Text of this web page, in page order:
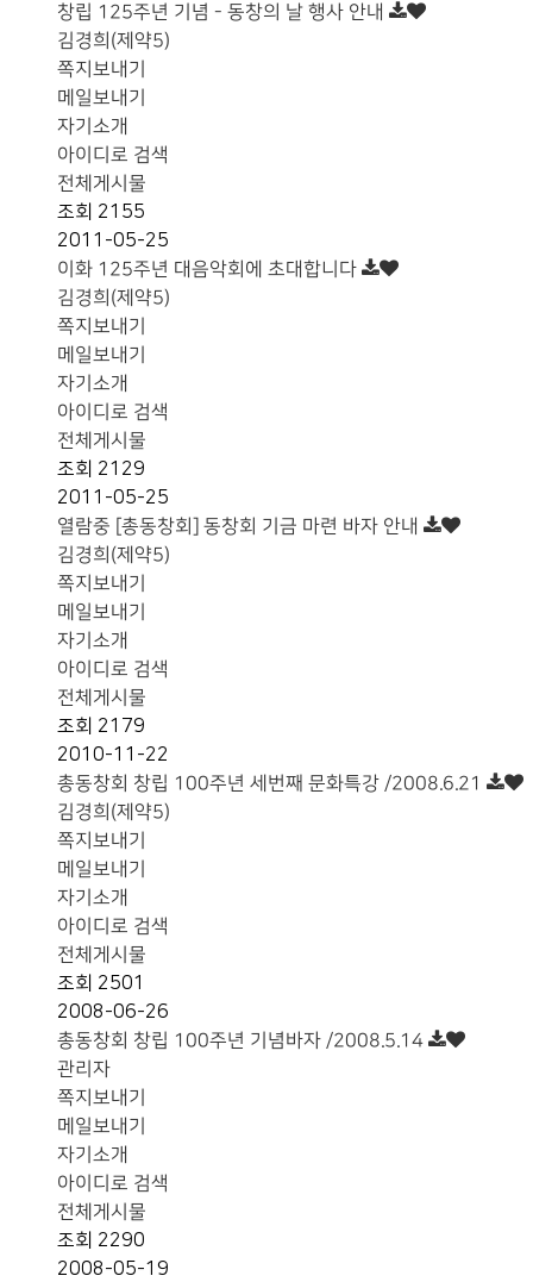
창립 125주년 기념 - 동창의 날 행사 안내
김경희(제약5)
쪽지보내기
메일보내기
자기소개
아이디로 검색
전체게시물
조회 2155
2011-05-25
이화 125주년 대음악회에 초대합니다
김경희(제약5)
쪽지보내기
메일보내기
자기소개
아이디로 검색
전체게시물
조회 2129
2011-05-25
열람중 [총동창회] 동창회 기금 마련 바자 안내
김경희(제약5)
쪽지보내기
메일보내기
자기소개
아이디로 검색
전체게시물
조회 2179
2010-11-22
총동창회 창립 100주년 세번째 문화특강 /2008.6.21
김경희(제약5)
쪽지보내기
메일보내기
자기소개
아이디로 검색
전체게시물
조회 2501
2008-06-26
총동창회 창립 100주년 기념바자 /2008.5.14
관리자
쪽지보내기
메일보내기
자기소개
아이디로 검색
전체게시물
조회 2290
2008-05-19